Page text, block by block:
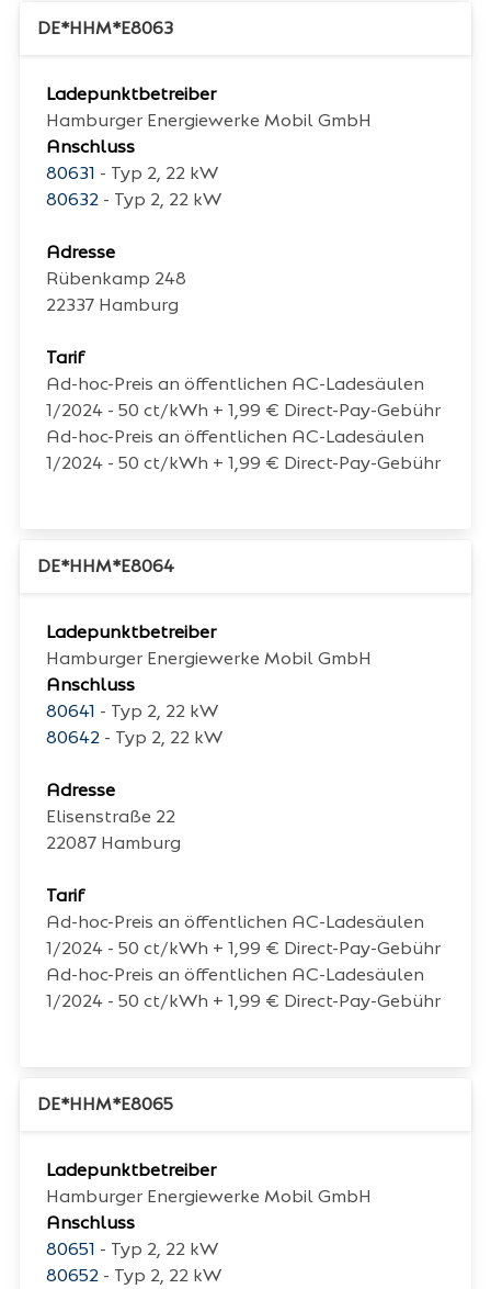
DE*HHM*E8063
Ladepunktbetreiber
Hamburger Energiewerke Mobil GmbH
Anschluss
80631 - Typ 2, 22 kW
80632 - Typ 2, 22 kW
Adresse
Rübenkamp 248
22337 Hamburg
Tarif
Ad-hoc-Preis an öffentlichen AC-Ladesäulen
1/2024 - 50 ct/kWh + 1,99 € Direct-Pay-Gebühr
Ad-hoc-Preis an öffentlichen AC-Ladesäulen
1/2024 - 50 ct/kWh + 1,99 € Direct-Pay-Gebühr
DE*HHM*E8064
Ladepunktbetreiber
Hamburger Energiewerke Mobil GmbH
Anschluss
80641 - Typ 2, 22 kW
80642 - Typ 2, 22 kW
Adresse
Elisenstraße 22
22087 Hamburg
Tarif
Ad-hoc-Preis an öffentlichen AC-Ladesäulen
1/2024 - 50 ct/kWh + 1,99 € Direct-Pay-Gebühr
Ad-hoc-Preis an öffentlichen AC-Ladesäulen
1/2024 - 50 ct/kWh + 1,99 € Direct-Pay-Gebühr
DE*HHM*E8065
Ladepunktbetreiber
Hamburger Energiewerke Mobil GmbH
Anschluss
80651 - Typ 2, 22 kW
80652 - Typ 2, 22 kW